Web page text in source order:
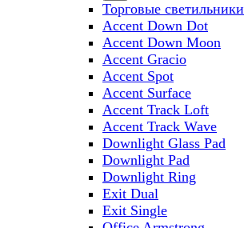
Торговые светильники
Accent Down Dot
Accent Down Moon
Accent Gracio
Accent Spot
Accent Surface
Accent Track Loft
Accent Track Wave
Downlight Glass Pad
Downlight Pad
Downlight Ring
Exit Dual
Exit Single